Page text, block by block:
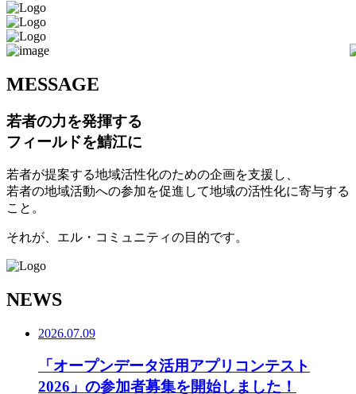
MESSAGE
若者の力を発揮する
フィールドを鯖江に
若者が提案する地域活性化のための企画を支援し、
若者の地域活動への参加を促進して地域の活性化に寄与する
こと。
それが、エル・コミュニティの目的です。
NEWS
2026.07.09
「オープンデータ活用アプリコンテスト
2026」の参加者募集を開始しました！